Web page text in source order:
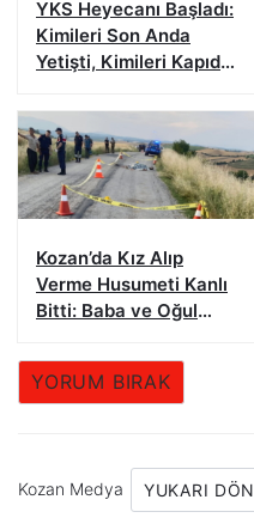
YKS Heyecanı Başladı:
Kimileri Son Anda
Yetişti, Kimileri Kapıda
Kozan’da Kız Alıp
Verme Husumeti Kanlı
Bitti: Baba ve Oğul
YORUM BIRAK
Kozan Medya YUKARI DÖN